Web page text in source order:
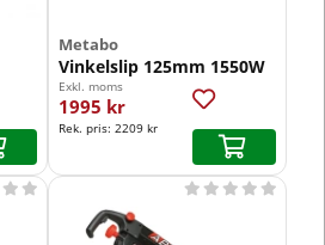
Metabo
Vinkelslip 125mm 1550W
Exkl. moms
1995 kr
Rek. pris: 2209 kr
      